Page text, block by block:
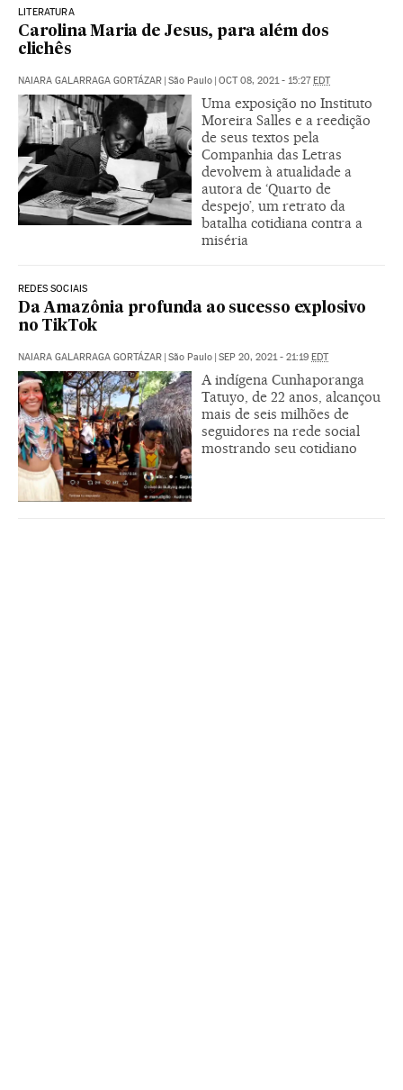
LITERATURA
Carolina Maria de Jesus, para além dos
clichês
NAIARA GALARRAGA GORTÁZAR | São Paulo | OCT 08, 2021 - 15:27EDT
Uma exposição no Instituto
Moreira Salles e a reedição
de seus textos pela
Companhia das Letras
devolvem à atualidade a
autora de ‘Quarto de
despejo’, um retrato da
batalha cotidiana contra a
miséria
REDES SOCIAIS
Da Amazônia profunda ao sucesso explosivo
no TikTok
NAIARA GALARRAGA GORTÁZAR | São Paulo | SEP 20, 2021 - 21:19 EDT
A indígena Cunhaporanga
Tatuyo, de 22 anos, alcançou
mais de seis milhões de
seguidores na rede social
mostrando seu cotidiano